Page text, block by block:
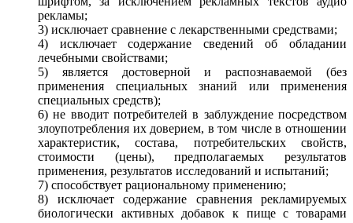
рекламы;
3) исключает сравнение с лекарственными средствами;
4) исключает содержание сведений об обладании
лечебными свойствами;
5) является достоверной и распознаваемой (без
применения специальных знаний или применения
специальных средств);
6) не вводит потребителей в заблуждение посредством
злоупотребления их доверием, в том числе в отношении
характеристик, состава, потребительских свойств,
стоимости (цены), предполагаемых результатов
применения, результатов исследований и испытаний;
7) способствует рациональному применению;
8) исключает содержание сравнения рекламируемых
биологически активных добавок к пище с товарами